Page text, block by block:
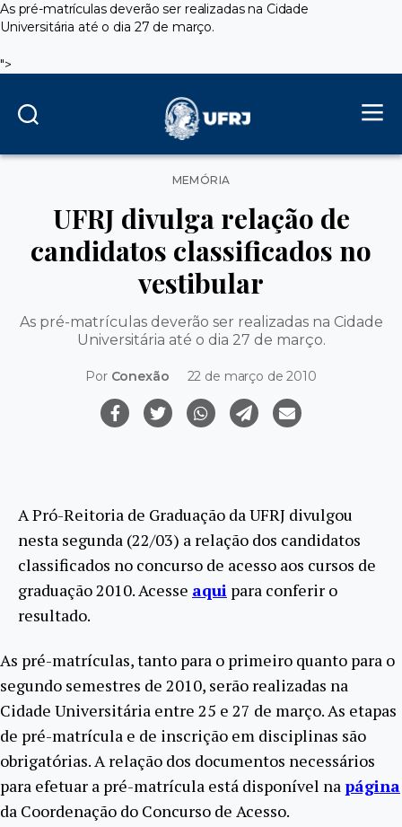
As pré-matrículas deverão ser realizadas na Cidade
Universitária até o dia 27 de março.
">
Categorias
MEMÓRIA
UFRJ divulga relação de
candidatos classificados no
vestibular
As pré-matrículas deverão ser realizadas na Cidade
Universitária até o dia 27 de março.
Por Conexão 22 de março de 2010
A Pró-Reitoria de Graduação da UFRJ divulgou
nesta segunda (22/03) a relação dos candidatos
classificados no concurso de acesso aos cursos de
graduação 2010. Acesse aqui para conferir o
resultado.
As pré-matrículas, tanto para o primeiro quanto para o
segundo semestres de 2010, serão realizadas na
Cidade Universitária entre 25 e 27 de março. As etapas
de pré-matrícula e de inscrição em disciplinas são
obrigatórias. A relação dos documentos necessários
para efetuar a pré-matrícula está disponível napágina
da Coordenação do Concurso de Acesso.